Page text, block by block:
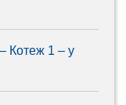
Котеж 1 – у